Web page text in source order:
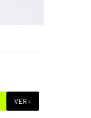
VER+